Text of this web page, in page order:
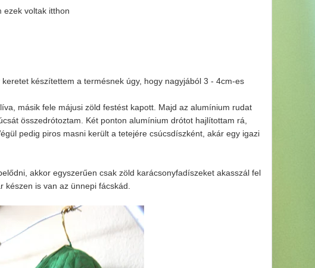
ezek voltak itthon
készítettem a termésnek úgy, hogy nagyjából 3 - 4cm-es
másik fele májusi zöld festést kapott. Majd az alumínium rudat
összedrótoztam. Két ponton alumínium drótot hajlítottam rá,
pedig piros masni került a tetejére csúcsdíszként, akár egy igazi
akkor egyszerűen csak zöld karácsonyfadíszeket akasszál fel
készen is van az ünnepi fácskád.